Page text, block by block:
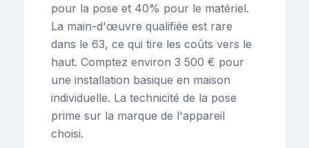
pour la pose et 40% pour le matériel.
La main-d'œuvre qualifiée est rare
dans le 63, ce qui tire les coûts vers le
haut. Comptez environ 3 500 € pour
une installation basique en maison
individuelle. La technicité de la pose
prime sur la marque de l'appareil
choisi.